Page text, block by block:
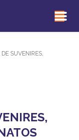
SUVENIRES,